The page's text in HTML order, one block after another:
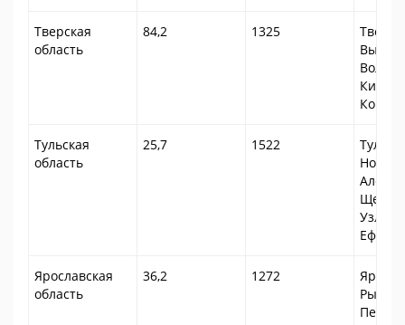
Тверская
область
84,2 1325
Тверь,
Тульская
область
25,7 1522
Тула,
Ярославская
область
36,2 1272